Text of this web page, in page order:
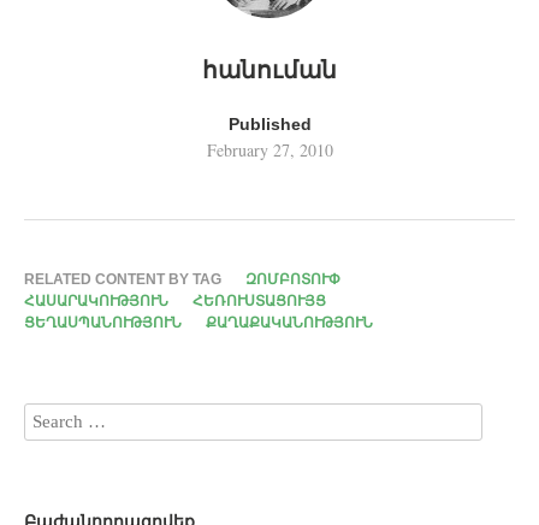
հանուման
Published
February 27, 2010
RELATED CONTENT BY TAG
ԶՈՄԲՈՏՈՒՓ
ՀԱՍԱՐԱԿՈՒԹՅՈՒՆ
ՀԵՌՈՒՍՏԱՑՈՒՅՑ
ՑԵՂԱՍՊԱՆՈՒԹՅՈՒՆ
ՔԱՂԱՔԱԿԱՆՈՒԹՅՈՒՆ